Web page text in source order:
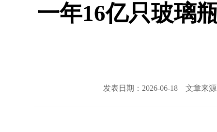
一年16亿只玻璃
发表日期：2026-06-18 文章来